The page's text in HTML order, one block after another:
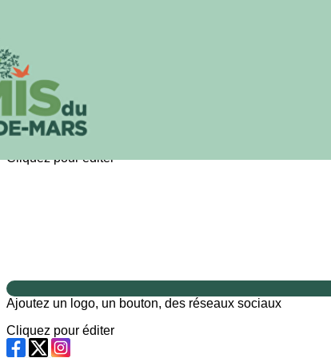
Menu
Images de la page d'accueil
Cliquez pour éditer
Ajoutez un logo, un bouton, des réseaux sociaux
Cliquez pour éditer